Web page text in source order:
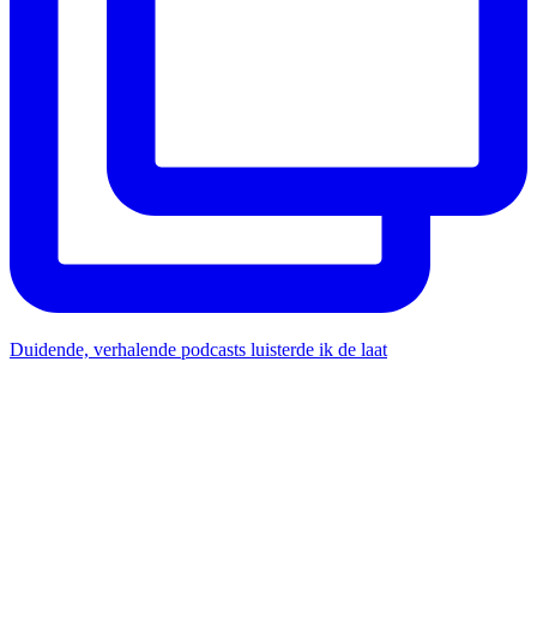
Duidende, verhalende podcasts luisterde ik de laat